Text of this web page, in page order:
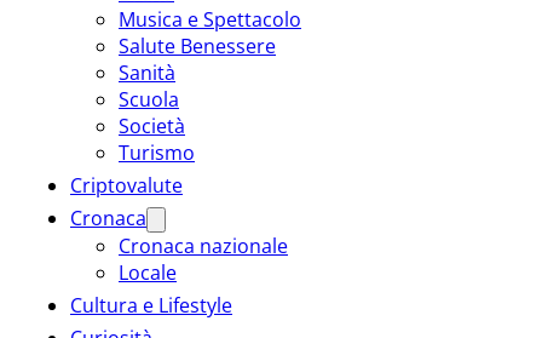
Musica e Spettacolo
Salute Benessere
Sanità
Scuola
Società
Turismo
Criptovalute
Cronaca
Cronaca nazionale
Locale
Cultura e Lifestyle